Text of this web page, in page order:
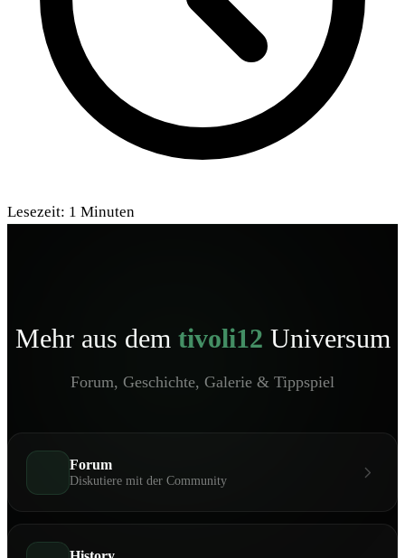
Lesezeit: 1 Minuten
Mehr aus dem tivoli12 Universum
Forum, Geschichte, Galerie & Tippspiel
Forum
Diskutiere mit der Community